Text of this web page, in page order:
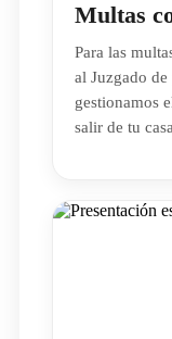
Multas
Para las
al Juzgado
gestionamos
salir de tu